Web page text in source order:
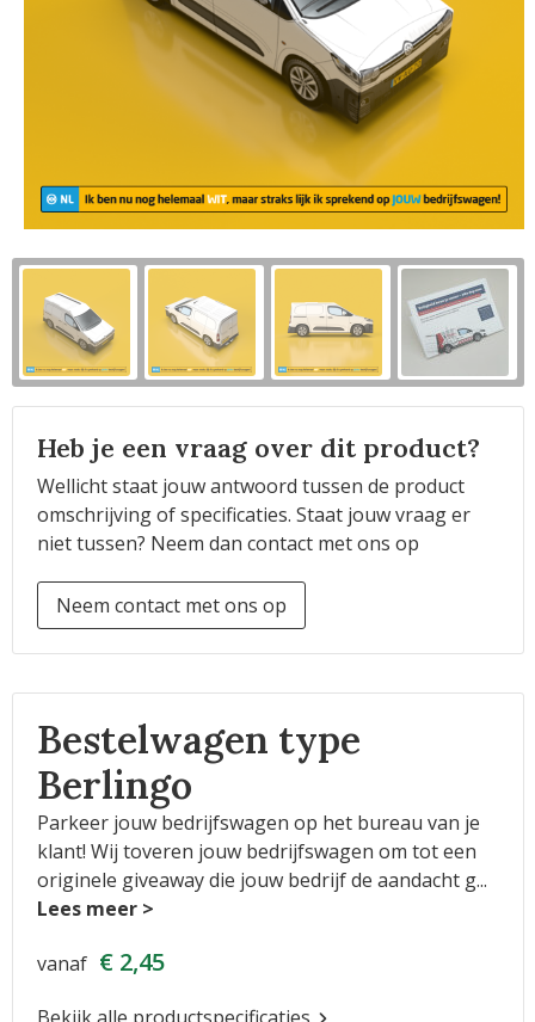
Heb je een vraag over dit product?
Wellicht staat jouw antwoord tussen de product
omschrijving of specificaties. Staat jouw vraag er
niet tussen? Neem dan contact met ons op
Neem contact met ons op
Bestelwagen type
Berlingo
Parkeer jouw bedrijfswagen op het bureau van je
klant! Wij toveren jouw bedrijfswagen om tot een
originele giveaway die jouw bedrijf de aandacht g...
vanaf € 2,45